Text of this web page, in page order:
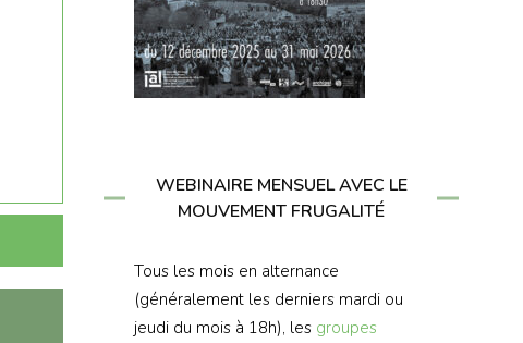
WEBINAIRE MENSUEL AVEC LE
MOUVEMENT FRUGALITÉ
Tous les mois en alternance
(généralement les derniers mardi ou
jeudi du mois à 18h), les groupes